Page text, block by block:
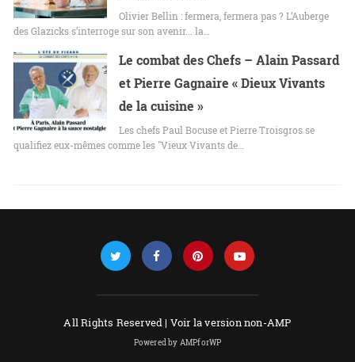
Olivier Bellin : fermera, fermera pas ? L’Auberge
des Glazicks s’interroge sur son avenir... la…
Le combat des Chefs – Alain Passard
et Pierre Gagnaire « Dieux Vivants
de la cuisine »
Les chefs Paul Bocuse et Pierre Troisgros se
qualifiez eux-mêmes comme les "Vieux Vivants de…
All Rights Reserved | Voir la version non-AMP
Powered by AMPforWP